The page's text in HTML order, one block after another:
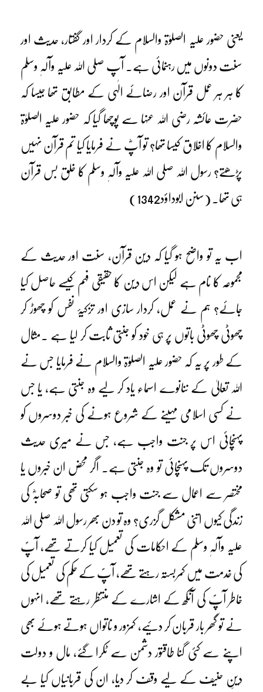
یعنی حضور علیہ الصلوٰۃ والسلام کے کردار اور گفتار، حدیث اور
سنت دونوں میں رہنمائی ہے۔ آپ صلی اللہ علیہ وآلہٖ وسلم
کا ہر ہر عمل قرآن اور رضائے الٰہی کے مطابق تھا جیسا کہ
حضرت عائشہ رضی اللہ عنہا سے پوچھا گیا کہ حضور علیہ الصلوٰۃ
والسلام کا اخلاق کیسا تھا؟ تو آپؓ نے فرمایا کیا تم قرآن نہیں
پڑھتے؟ رسول اللہ صلی اللہ علیہ وآلہٖ وسلم کا خلق بس قرآن
ہی تھا۔ (سنن ابوداؤد1342)
اب یہ تو واضح ہو گیا کہ دین قرآن، سنت اور حدیث کے
مجموعہ کا نام ہے لیکن اس دین کا حقیقی فہم کیسے حاصل کیا
جائے؟ ہم نے عمل، کردار سازی اور تزکیۂ نفس کو چھوڑ کر
چھوٹی چھوٹی باتوں پر ہی خود کو جنتی ثابت کر لیا ہے ۔مثال
کے طور پر یہ کہ حضور علیہ الصلوٰۃ والسلام نے فرمایا جس نے
اللہ تعالیٰ کے ننانوے اسماء یاد کر لیے وہ جنتی ہے، یا جس
نے کسی اسلامی مہینے کے شروع ہونے کی خبر دوسروں کو
پہنچائی اس پر جنت واجب ہے، جس نے میری حدیث
دوسروں تک پہنچائی تو وہ جنتی ہے۔ اگر محض ان خبروں یا
مختصر سے اعمال سے جنت واجب ہو سکتی تھی تو صحابہؓ کی
زندگی کیوں اتنی مشکل گزری؟ وہ تو دن بھر رسول اللہ صلی اللہ
علیہ وآلہٖ وسلم کے احکامات کی تعمیل کیا کرتے تھے، آپؐ
کی خدمت میں کمربستہ رہتے تھے، آپؐ کے حکم کی تعمیل کی
خاطر آپؐ کی آنکھ کے اشارے کے منتظر رہتے تھے، انہوں
نے تو گھر بار قربان کر دئیے، کمزور و ناتواں ہوتے ہوئے بھی
اپنے سے کئی گنا طاقتور دشمن سے ٹکرا گئے، مال و دولت
دینِ حنیف کے لیے وقف کر دیا، ان کی قربانیاں کیا بے